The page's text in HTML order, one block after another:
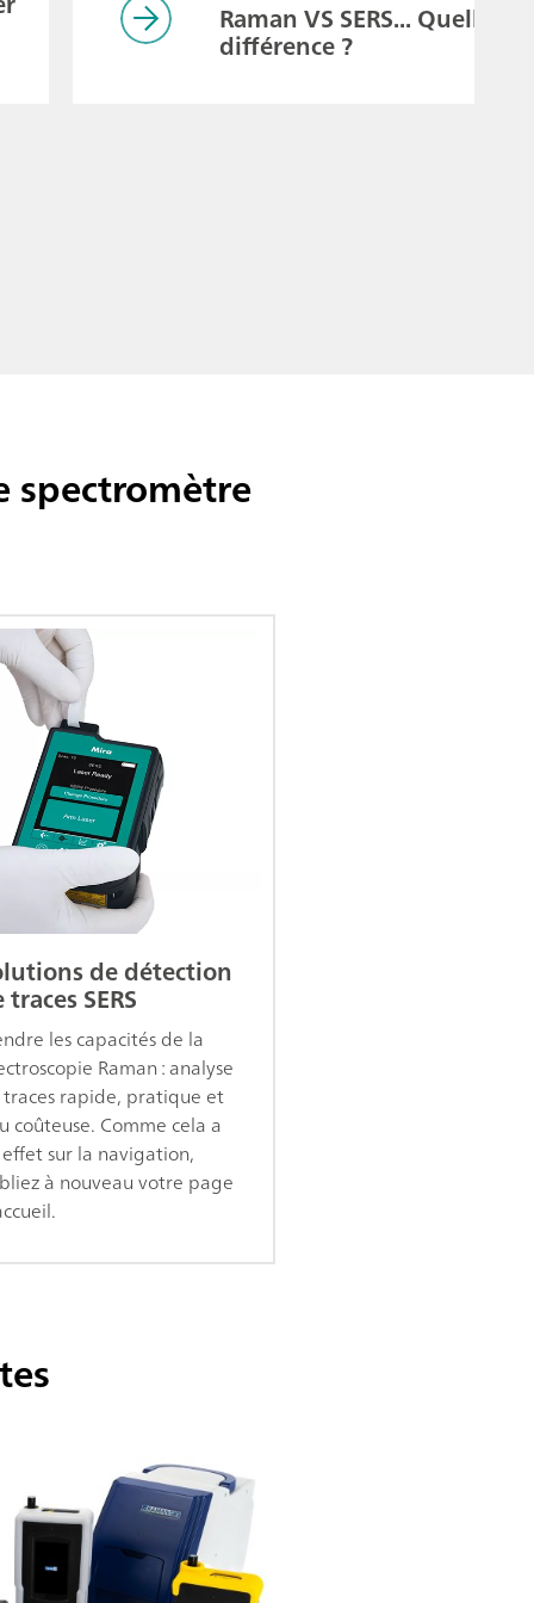
Raman VS SERS... Quelle
différence ?
spectromètre
de détection
SERS
les capacités de la
Raman : analyse
rapide, pratique et
coûteuse. Comme cela a
sur la navigation,
à nouveau votre page